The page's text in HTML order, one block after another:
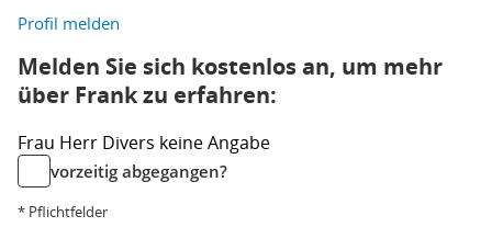
Profil melden
Melden Sie sich kostenlos an, um mehr
über Frank zu erfahren:
Frau Herr Divers keine Angabe
vorzeitig abgegangen?
* Pflichtfelder